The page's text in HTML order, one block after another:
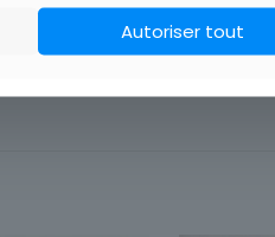
Autoriser tout